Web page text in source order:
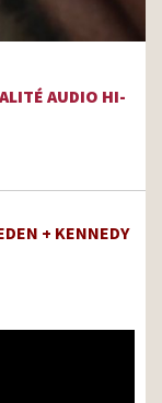
AUDIO HI-
+ KENNEDY